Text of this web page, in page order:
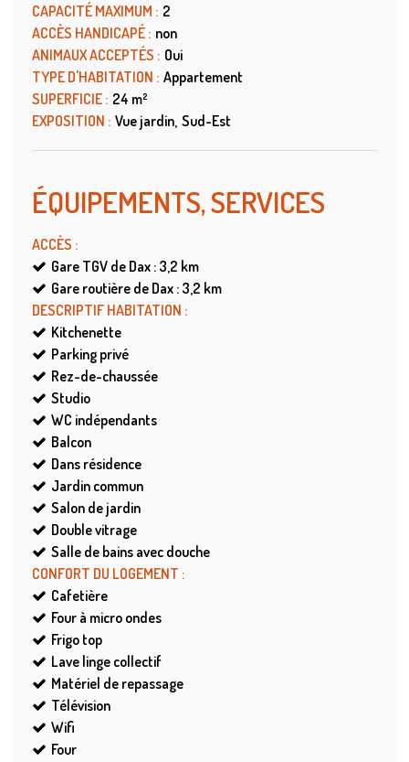
CAPACITÉ MAXIMUM : 2
ACCÈS HANDICAPÉ : non
ANIMAUX ACCEPTÉS : Oui
TYPE D'HABITATION : Appartement
SUPERFICIE : 24 m²
EXPOSITION : Vue jardin Sud-Est
ÉQUIPEMENTS, SERVICES
ACCÈS :
Gare TGV de Dax : 3,2 km
Gare routière de Dax : 3,2 km
DESCRIPTIF HABITATION :
Kitchenette
Parking privé
Rez-de-chaussée
Studio
WC indépendants
Balcon
Dans résidence
Jardin commun
Salon de jardin
Double vitrage
Salle de bains avec douche
CONFORT DU LOGEMENT :
Cafetière
Four à micro ondes
Frigo top
Lave linge collectif
Matériel de repassage
Télévision
Wifi
Four